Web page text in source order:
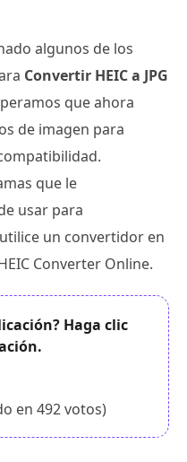
algunos de los
Convertir HEIC a JPG
que ahora
de imagen para
que le
usar para
un convertidor en
Converter Online.
Haga clic
en 492votos)